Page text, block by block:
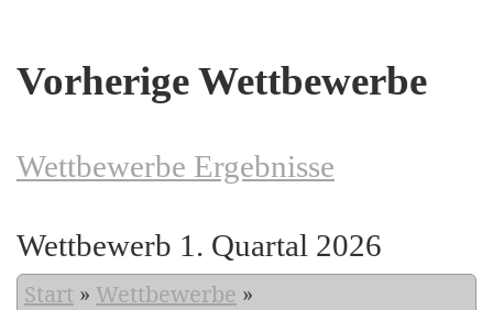
Vorherige Wettbewerbe
Wettbewerbe Ergebnisse
Wettbewerb 1. Quartal 2026
Start » Wettbewerbe »